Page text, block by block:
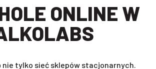
nie tylko sieć sklepów stacjonarnych.